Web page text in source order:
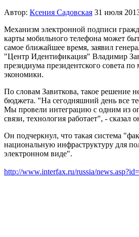
Автор: Ксения Садовская 31 июля
Механизм электронной подписи
карты мобильного телефона может
самое ближайшее время, заявил
"Центр Идентификация" Владимир
президиума президентского совета
экономики.
По словам Завиткова, такое решение
бюджета. "На сегодняшний день все
Мы провели интеграцию с одним из
связи, технология работает", - сказал
Он подчеркнул, что такая система
национальную инфраструктуру для
электронном виде".
http://www.interfax.ru/russia/